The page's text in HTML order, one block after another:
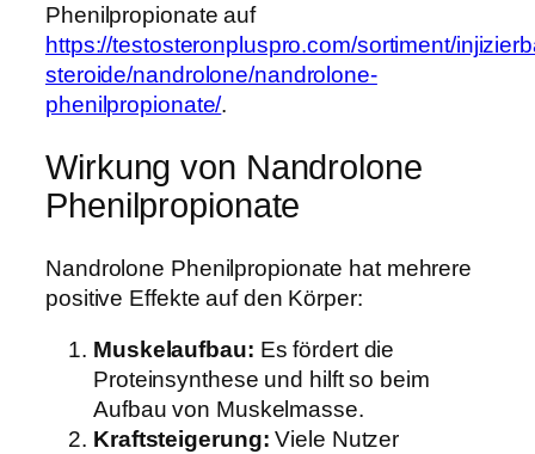
Phenilpropionate auf
https://testosteronpluspro.com/sortiment/
steroide/nandrolone/nandrolone-
phenilpropionate/.
Wirkung von Nandrolone
Phenilpropionate
Nandrolone Phenilpropionate hat mehrere
positive Effekte auf den Körper:
Muskelaufbau: Es fördert die
Proteinsynthese und hilft so beim
Aufbau von Muskelmasse.
Kraftsteigerung: Viele Nutzer